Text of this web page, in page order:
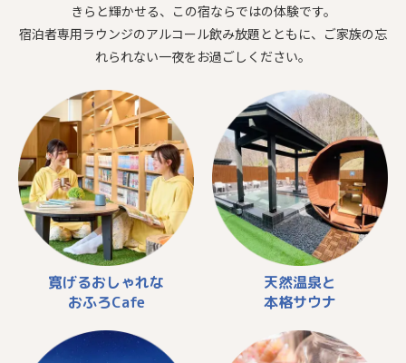
きらと輝かせる、この宿ならではの体験です。
宿泊者専用ラウンジのアルコール飲み放題とともに、ご家族の忘
れられない一夜をお過ごしください。
寛げるおしゃれな
おふろCafe
天然温泉と
本格サウナ